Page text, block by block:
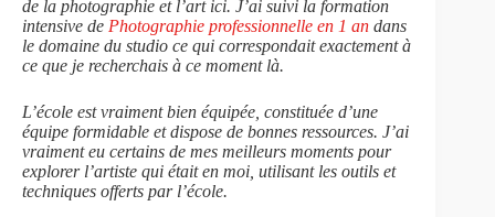
de la photographie et l’art ici. J’ai suivi la formation
intensive de Photographie professionnelle en 1 an dans
le domaine du studio ce qui correspondait exactement à
ce que je recherchais à ce moment là.
L’école est vraiment bien équipée, constituée d’une
équipe formidable et dispose de bonnes ressources. J’ai
vraiment eu certains de mes meilleurs moments pour
explorer l’artiste qui était en moi, utilisant les outils et
techniques offerts par l’école.